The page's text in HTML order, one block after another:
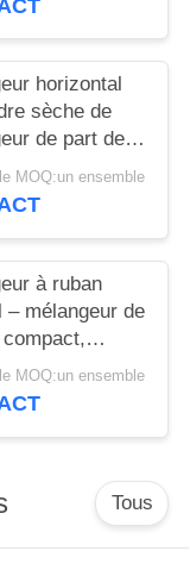
horizontal
sèche de
de part de
de BSPS pour
de
MOQ:un ensemble
à ruban
– mélangeur de
et à haut
MOQ:un ensemble
Tous